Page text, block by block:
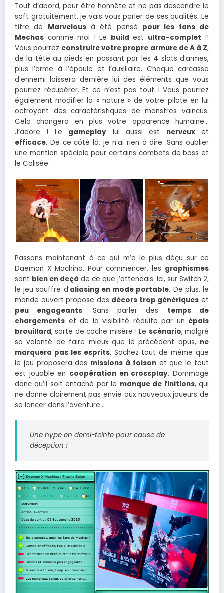
Tout d’abord, pour être honnête et ne pas descendre le
soft gratuitement, je vais vous parler de ses qualités. Le
titre de Marvelousà été pensé pour les fans de
Mechas comme moi ! Le build est ultra-complet !!
Vous pourrez construire votre propre armure de A à Z,
de la tête au pieds en passant par les 4 slots d’armes,
plus l’arme à l’épaule et l’auxiliaire. Chaque carcasse
d’ennemi laissera dernière lui des éléments que vous
pourrez récupérer. Et ce n’est pas tout ! Vous pourrez
également modifier la « nature » de votre pilote en lui
octroyant des caractéristiques de monstres vaincus.
Cela changera en plus votre apparence humaine…
J’adore ! Le gameplay lui aussi est nerveuxet
efficace. De ce côté là, je n’ai rien à dire. Sans oublier
une mention spéciale pour certains combats de boss et
le Colisée.
Passons maintenant à ce qui m’a le plus déçu sur ce
Daemon X Machina. Pour commencer, les graphismes
sont bien en deçà de ce que j’attendais. Ici, sur Switch 2,
le jeu souffre d’aliasing en mode portable. De plus, le
monde ouvert propose des décors trop génériques et
peu engageants. Sans parler des temps de
chargements et de la visibilité réduite par un épais
brouillard, sorte de cache misère ! Le scénario, malgré
sa volonté de faire mieux que le précédent opus, ne
marquera pas les esprits. Sachez tout de même que
le jeu proposera des missions à foisonet que le tout
est jouable en coopération en crossplay. Dommage
donc qu’il soit entaché par le manque de finitions, qui
ne donne clairement pas envie aux nouveaux joueurs de
se lancer dans l’aventure…
Une hype en demi-teinte pour cause de
déception !